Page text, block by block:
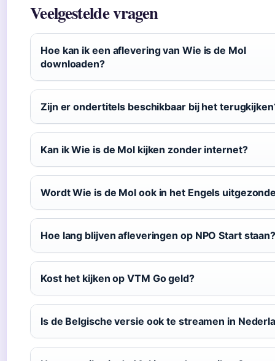
Veelgestelde vragen
Hoe kan ik een aflevering van Wie is de Mol
downloaden?
Zijn er ondertitels beschikbaar bij het
Kan ik Wie is de Mol kijken zonder internet?
Wordt Wie is de Mol ook in het Engels
Hoe lang blijven afleveringen op NPO Start
Kost het kijken op VTM Go geld?
Is de Belgische versie ook te streamen in